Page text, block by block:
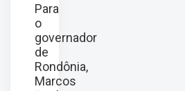
Para
o
governador
de
Rondônia,
Marcos